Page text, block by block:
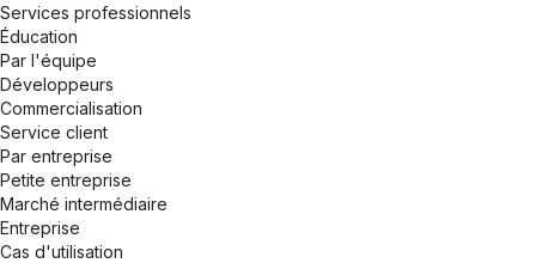
Services professionnels
Éducation
Par l'équipe
Développeurs
Commercialisation
Service client
Par entreprise
Petite entreprise
Marché intermédiaire
Entreprise
Cas d'utilisation